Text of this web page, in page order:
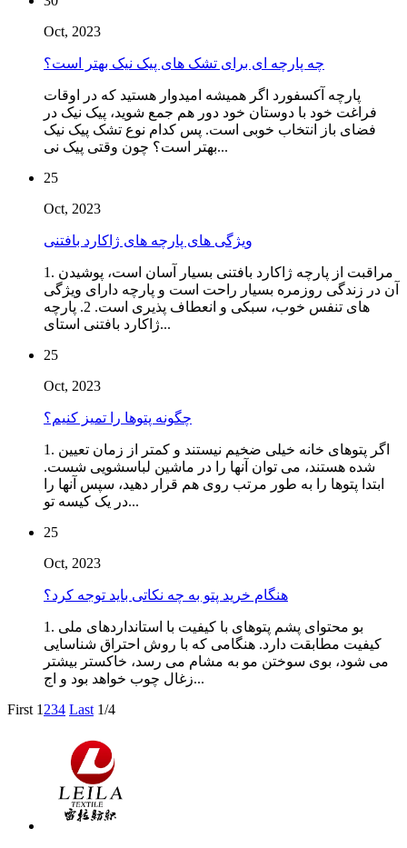
Oct, 2023
چه پارچه ای برای تشک های پیک نیک بهتر است؟
پارچه آکسفورد اگر همیشه امیدوار هستید که در اوقات
فراغت خود با دوستان خود دور هم جمع شوید، پیک نیک در
فضای باز انتخاب خوبی است. پس کدام نوع تشک پیک نیک
بهتر است؟ چون وقتی پیک نی...
25
Oct, 2023
ویژگی های پارچه های ژاکارد بافتنی
1. مراقبت از پارچه ژاکارد بافتنی بسیار آسان است، پوشیدن
آن در زندگی روزمره بسیار راحت است و پارچه دارای ویژگی
های تنفس خوب، سبکی و انعطاف پذیری است. 2. پارچه
ژاکارد بافتنی استای...
25
Oct, 2023
چگونه پتوها را تمیز کنیم؟
1. اگر پتوهای خانه خیلی ضخیم نیستند و کمتر از زمان تعیین
شده هستند، می توان آنها را در ماشین لباسشویی شست.
ابتدا پتوها را به طور مرتب روی هم قرار دهید، سپس آنها را
در یک کیسه تو...
25
Oct, 2023
هنگام خرید پتو به چه نکاتی باید توجه کرد؟
1. بو محتوای پشم پتوهای با کیفیت با استانداردهای ملی
کیفیت مطابقت دارد. هنگامی که با روش احتراق شناسایی
می شود، بوی سوختن مو به مشام می رسد، خاکستر بیشتر
زغال چوب خواهد بود و اج...
First 1 234 Last 1/4